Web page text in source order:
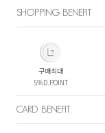
SHOPPING BENEFIT
구매최대
5%D.POINT
CARD BENEFIT